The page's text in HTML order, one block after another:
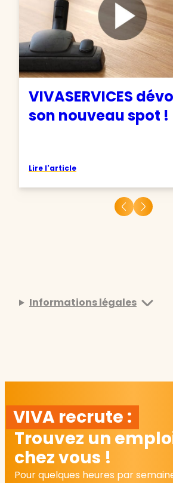
VIVASERVICES
son nouveau spot !
Lire l'article
Informations légales
VIVA recrute :
Trouvez un
chez vous !
Pour quelques heures par